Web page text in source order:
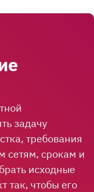
задачу
требования
сетям, срокам и
исходные
так, чтобы его